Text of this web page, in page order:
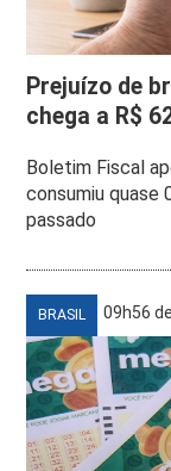
Prejuízo de
chega a R$
Boletim Fiscal
consumiu quase
passado
BRASIL 09h56